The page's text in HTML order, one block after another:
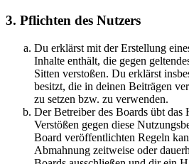
3. Pflichten des Nutzers
Du erklärst mit der Erstellung
Inhalte enthält, die gegen
Sitten verstoßen. Du erklärst
besitzt, die in deinen Beiträgen
zu setzen bzw. zu verwenden.
Der Betreiber des Boards übt das
Verstößen gegen diese
Board veröffentlichten Regeln
Abmahnung zeitweise oder